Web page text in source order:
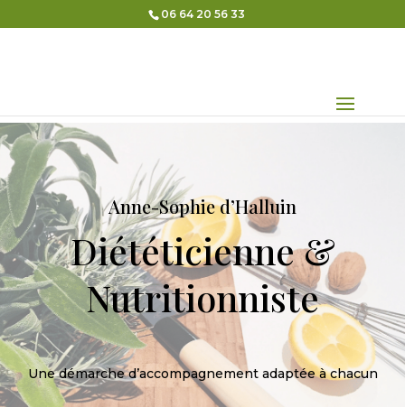
06 64 20 56 33
Anne-Sophie d’Halluin
Diététicienne &
Nutritionniste
Une démarche d’accompagnement adaptée à chacun